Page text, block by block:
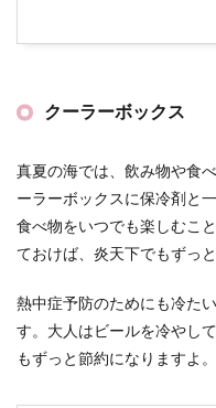
クーラーボックス
真夏の海では、飲み物や食
ーラーボックスに保冷剤と
食べ物をいつでも楽しむこ
ておけば、炎天下でもずっ
熱中症予防のためにも冷た
す。大人はビールを冷やし
もずっと節約になりますよ。